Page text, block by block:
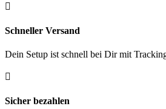

Schneller Versand
Dein Setup ist schnell bei Dir mit

Sicher bezahlen